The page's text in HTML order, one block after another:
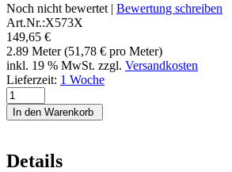
Noch nicht bewertet | Bewertung schreiben
Art.Nr.:X573X
149,65 €
2.89 Meter (51,78 € pro Meter)
inkl. 19 % MwSt. zzgl. Versandkosten
Lieferzeit: 1 Woche
In den Warenkorb
Details